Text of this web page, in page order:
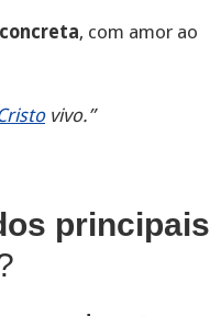
, com amor ao
vivo.”
principais